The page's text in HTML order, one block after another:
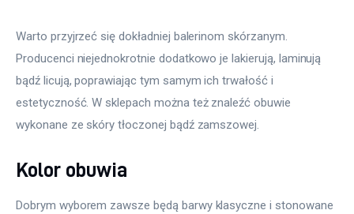
Warto przyjrzeć się dokładniej balerinom skórzanym.
Producenci niejednokrotnie dodatkowo je lakierują, laminują
bądź licują, poprawiając tym samym ich trwałość i
estetyczność. W sklepach można też znaleźć obuwie
wykonane ze skóry tłoczonej bądź zamszowej.
Kolor obuwia
Dobrym wyborem zawsze będą barwy klasyczne i stonowane